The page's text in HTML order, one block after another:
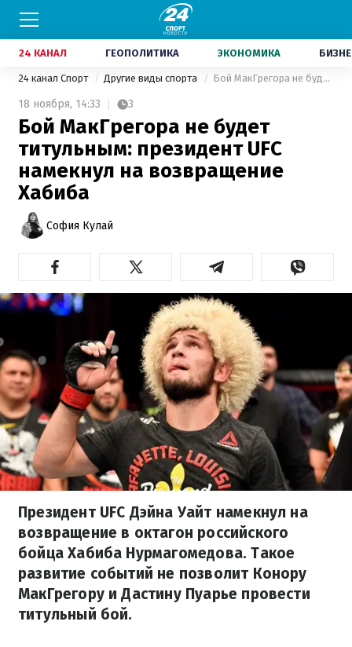
24 КАНАЛ ГЕОПОЛИТИКА ЭКОНОМИКА
24 канал Спорт Другие виды спорта Бой МакГрегора не будет титульным: президент UFC намекнул на возвращение Хабиба
18 ноября, 14:33 3
Бой МакГрегора не будет
титульным: президент UFC
намекнул на возвращение
Хабиба
София Кулай
Президент UFC Дэйна Уайт намекнул на
возвращение в октагон российского
бойца Хабиба Нурмагомедова. Такое
развитие событий не позволит Конору
МакГрегору и Дастину Пуарье провести
титульный бой.